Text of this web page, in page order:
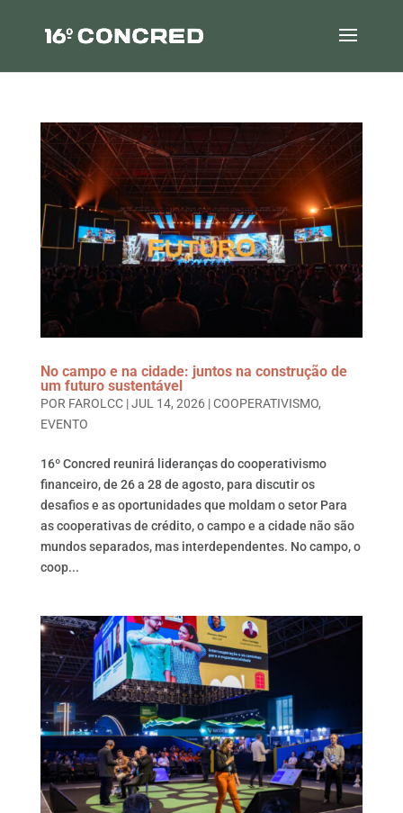
No campo e na cidade: juntos na construção de
um futuro sustentável
POR FAROLCC|JUL 14, 2026|COOPERATIVISMO,
EVENTO
16º Concred reunirá lideranças do cooperativismo
financeiro, de 26 a 28 de agosto, para discutir os
desafios e as oportunidades que moldam o setor Para
as cooperativas de crédito, o campo e a cidade não são
mundos separados, mas interdependentes. No campo, o
coop...